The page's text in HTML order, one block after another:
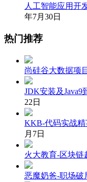
人工智能应用开
年7月30日
热门推荐
尚硅谷大数据项
JDK安装及Java9
22日
KKB-代码实战精
月7日
火大教育-区块链
恶魔奶爸-职场破